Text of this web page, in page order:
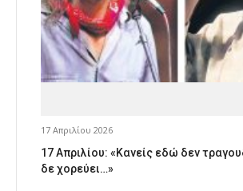
17 Απριλίου 2026
17 Απριλίου: «Κανείς εδώ δεν
δε χορεύει…»